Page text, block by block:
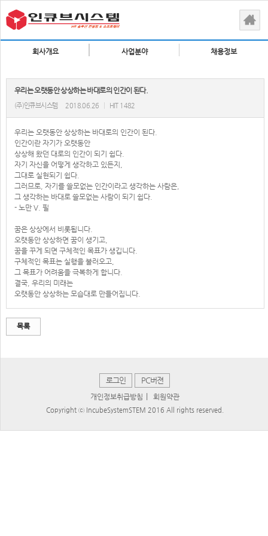
회사개요 사업분야 채용정보
우리는 오랫동안 상상하는 바대로의 인간이 된다.
(주)인큐브시스템 2018.06.26 HIT 1482
우리는 오랫동안 상상하는 바대로의 인간이 된다.
인간이란 자기가 오랫동안
상상해 왔던 대로의 인간이 되기 쉽다.
자기 자신을 어떻게 생각하고 있든지,
그대로 실현되기 쉽다.
그러므로, 자기를 쓸모없는 인간이라고 생각하는 사람은,
그 생각하는 바대로 쓸모없는 사람이 되기 쉽다.
- 노만 V. 필
꿈은 상상에서 비롯됩니다.
오랫동안 상상하면 꿈이 생기고,
꿈을 꾸게 되면 구체적인 목표가 생깁니다.
구체적인 목표는 실행을 불러오고,
그 목표가 어려움을 극복하게 합니다.
결국, 우리의 미래는
오랫동안 상상하는 모습대로 만들어집니다.
목록
로그인 PC버젼
개인정보취급방침 회원약관
Copyright ⓒ IncubeSystemSTEM 2016 All rights reserved.